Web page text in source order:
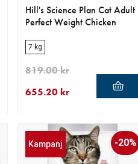
Hill's Science Plan Cat Adult
Perfect Weight Chicken
7 kg
655.20 kr
819.00 kr
Kampanj -20%